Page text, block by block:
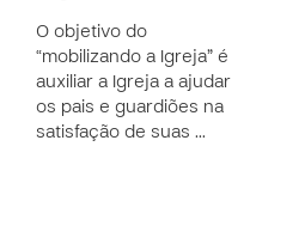
O objetivo do
“mobilizando a Igreja” é
auxiliar a Igreja a ajudar
os pais e guardiões na
satisfação de suas …